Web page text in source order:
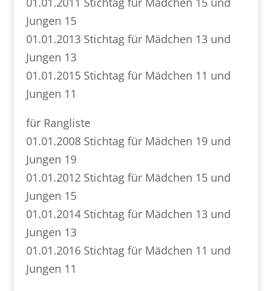
Jungen 15
01.01.2013 Stichtag für Mädchen 13 und
Jungen 13
01.01.2015 Stichtag für Mädchen 11 und
Jungen 11
für Rangliste
01.01.2008 Stichtag für Mädchen 19 und
Jungen 19
01.01.2012 Stichtag für Mädchen 15 und
Jungen 15
01.01.2014 Stichtag für Mädchen 13 und
Jungen 13
01.01.2016 Stichtag für Mädchen 11 und
Jungen 11